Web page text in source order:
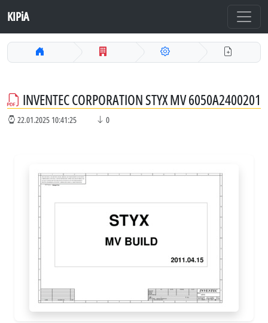
KIPiA
INVENTEC CORPORATION STYX MV 6050A2400201
22.01.2025 10:41:25 0